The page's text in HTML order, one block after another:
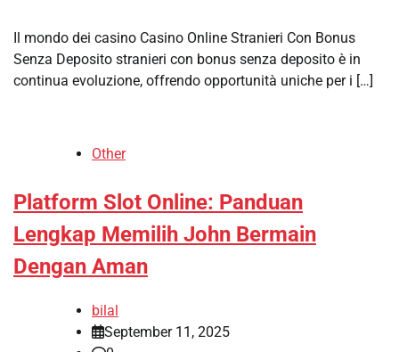
Il mondo dei casino Casino Online Stranieri Con Bonus
Senza Deposito stranieri con bonus senza deposito è in
continua evoluzione, offrendo opportunità uniche per i […]
Other
Platform Slot Online: Panduan
Lengkap Memilih John Bermain
Dengan Aman
bilal
September 11, 2025